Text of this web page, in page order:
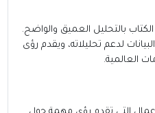
بالتحليل العميق والواضح.
لدعم تحليلاته، ويقدم رؤى
العالمية.